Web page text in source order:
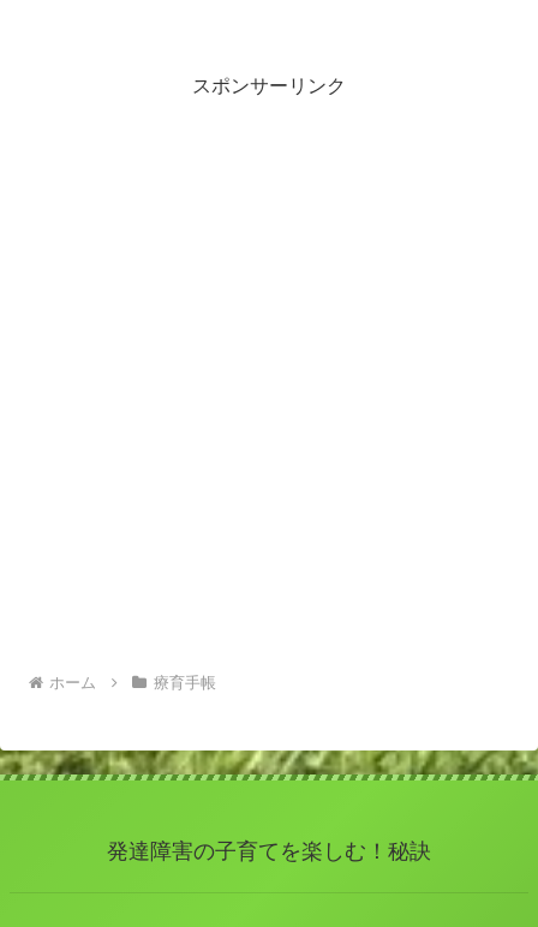
スポンサーリンク
ホーム 療育手帳
発達障害の子育てを楽しむ！秘訣